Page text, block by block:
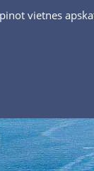
vietnes